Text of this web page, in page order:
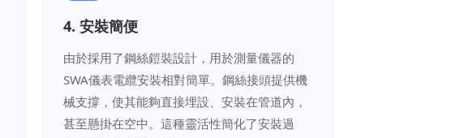
4. 安裝簡便
由於採用了鋼絲鎧裝設計，用於測量儀器的
SWA儀表電纜安裝相對簡單。鋼絲接頭提供機
械支撐，使其能夠直接埋設、安裝在管道內，
甚至懸掛在空中。這種靈活性簡化了安裝過